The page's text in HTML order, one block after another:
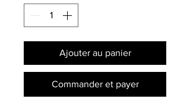
Ajouter au panier
Commander et payer